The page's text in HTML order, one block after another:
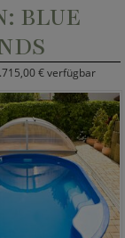
BLUE
€ verfügbar